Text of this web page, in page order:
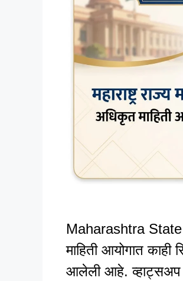
Maharashtra State
माहिती आयोगात काही
आलेली आहे. व्हाट्सअप